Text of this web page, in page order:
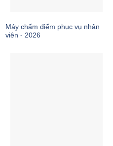
Máy chấm điểm phục vụ nhân
viên - 2026